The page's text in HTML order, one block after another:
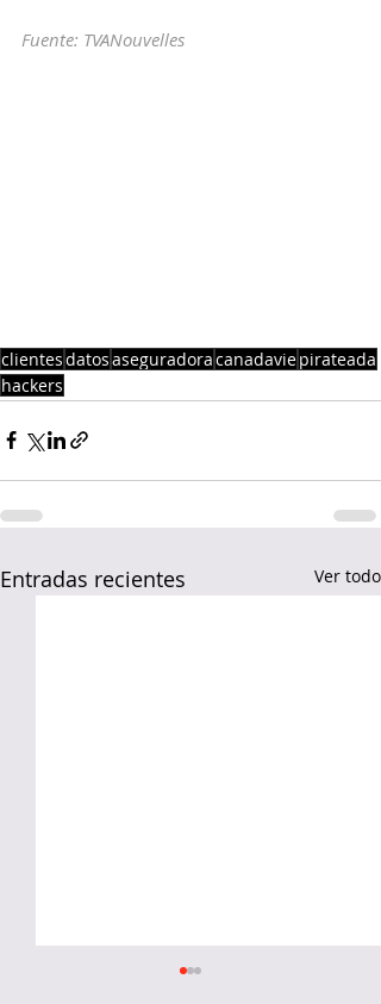
Fuente: TVANouvelles
clientesdatosaseguradoracanadaviepirateada
hackers
Entradas recientes Ver todo